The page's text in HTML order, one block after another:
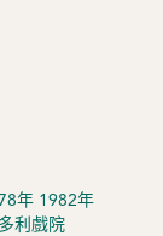
年 1982年
利戲院